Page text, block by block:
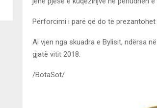
Përforcimi i parë që do të
Ai vjen nga skuadra e Bylisit, ndërsa
gjatë vitit 2018.
/BotaSot/